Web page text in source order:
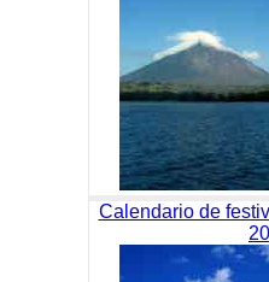
Calendario de